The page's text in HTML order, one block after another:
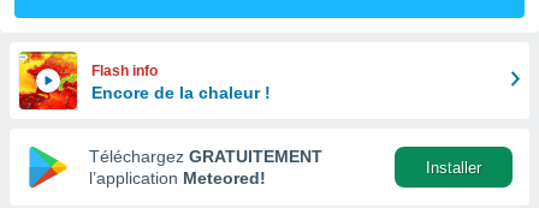
en
Flash info
Encore de la chaleur !
Téléchargez GRATUITEMENT
l’application Meteored!
Installer